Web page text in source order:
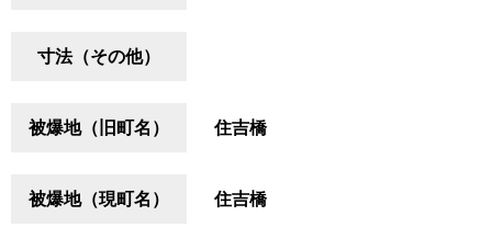
寸法（その他）
被爆地（旧町名） 住吉橋
被爆地（現町名） 住吉橋